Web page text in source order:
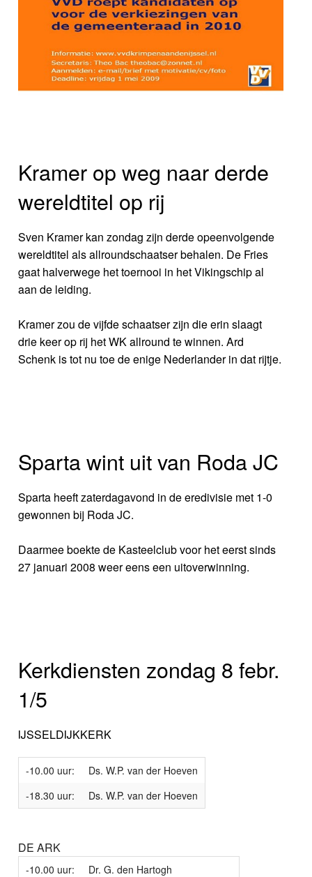
Kramer op weg naar derde
wereldtitel op rij
Sven Kramer kan zondag zijn derde opeenvolgende
wereldtitel als allroundschaatser behalen. De Fries
gaat halverwege het toernooi in het Vikingschip al
aan de leiding.
Kramer zou de vijfde schaatser zijn die erin slaagt
drie keer op rij het WK allround te winnen. Ard
Schenk is tot nu toe de enige Nederlander in dat rijtje.
Sparta wint uit van Roda JC
Sparta heeft zaterdagavond in de eredivisie met 1-0
gewonnen bij Roda JC.
Daarmee boekte de Kasteelclub voor het eerst sinds
27 januari 2008 weer eens een uitoverwinning.
Kerkdiensten zondag 8 febr.
1/5
IJSSELDIJKKERK
-10.00 uur:
Ds. W.P. van der Hoeven
-18.30 uur:
Ds. W.P. van der Hoeven
DE ARK
-10.00 uur:
Dr. G. den Hartogh